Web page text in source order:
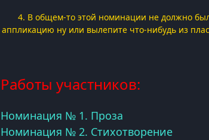
4. В общем-то этой номинации не должно
аппликацию ну или вылепите что-нибудь из
Работы участников:
Номинация № 1. Проза
Номинация № 2. Стихотворение